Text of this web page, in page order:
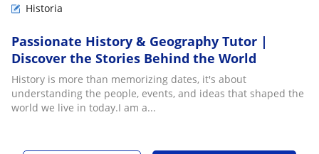
Historia
Passionate History & Geography Tutor |
Discover the Stories Behind the World
History is more than memorizing dates, it's about
understanding the people, events, and ideas that shaped the
world we live in today.I am a...